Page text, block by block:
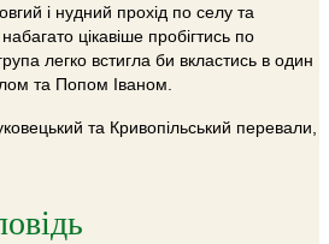
і нудний прохід по селу та
цікавіше пробігтись по
легко встигла би вкластись в один
та Попом Іваном.
та Кривопільський перевали,